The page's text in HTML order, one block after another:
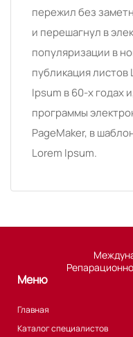
пережил без
и перешагнул в
популяризации в
публикация
Ipsum в 60-х годах
программы
PageMaker, в
Lorem Ipsum.
Меню
Главная
Каталог специалистов